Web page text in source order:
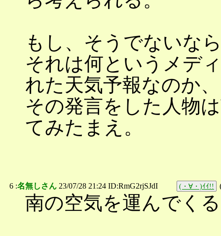
もし、そうでないな
それは何というメデ
れた天気予報なのか、
その発言をした人物
てみたまえ。
6 :名無しさん 23/07/28 21:24 ID:RmG2rjSJdI (・∀・)ｲｲ!!
南の空気を運んでく